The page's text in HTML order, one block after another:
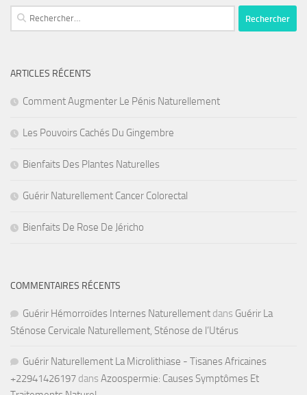
Rechercher :
ARTICLES RÉCENTS
Comment Augmenter Le Pénis Naturellement
Les Pouvoirs Cachés Du Gingembre
Bienfaits Des Plantes Naturelles
Guérir Naturellement Cancer Colorectal
Bienfaits De Rose De Jéricho
COMMENTAIRES RÉCENTS
Guérir Hémorroïdes Internes Naturellement dans Guérir La
Sténose Cervicale Naturellement, Sténose de l’Utérus
Guérir Naturellement La Microlithiase - Tisanes Africaines
+22941426197 dans Azoospermie: Causes Symptômes Et